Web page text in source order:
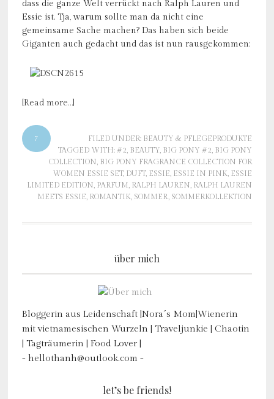
dass die ganze Welt verrückt nach Ralph Lauren und
Essie ist. Tja, warum sollte man da nicht eine
gemeinsame Sache machen? Das haben sich beide
Giganten auch gedacht und das ist nun rausgekommen:
[Read more…]
7 FILED UNDER: BEAUTY & PFLEGEPRODUKTE
TAGGED WITH: #2, BEAUTY, BIG PONY #2, BIG PONY
COLLECTION, BIG PONY FRAGRANCE COLLECTION FOR
WOMEN ESSIE SET, DUFT, ESSIE, ESSIE IN PINK, ESSIE
LIMITED EDITION, PARFUM, RALPH LAUREN, RALPH LAUREN
MEETS ESSIE, ROMANTIK, SOMMER, SOMMERKOLLEKTION
über mich
Bloggerin aus Leidenschaft |Nora´s Mom|Wienerin
mit vietnamesischen Wurzeln | Traveljunkie | Chaotin
| Tagträumerin | Food Lover |
- hellothanh@outlook.com -
let’s be friends!